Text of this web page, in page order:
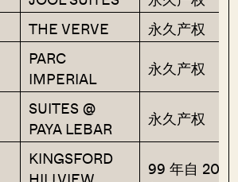
THE VERVE
永久产权
PARC
IMPERIAL
永久产权
SUITES @
PAYA LEBAR
永久产权
KINGSFORD
99 年自 2012